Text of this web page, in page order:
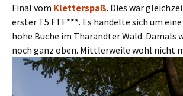
Final vom Kletterspaß. Dies war
erster T5 FTF***. Es handelte sich um
hohe Buche im Tharandter Wald. Damals
noch ganz oben. Mittlerweile wohl nicht